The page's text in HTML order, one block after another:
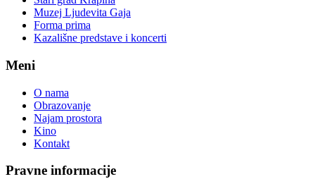
Muzej Ljudevita Gaja
Forma prima
Kazališne predstave i koncerti
Meni
O nama
Obrazovanje
Najam prostora
Kino
Kontakt
Pravne informacije